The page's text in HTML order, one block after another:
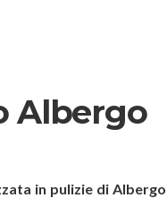
Albergo
in pulizie di Albergo